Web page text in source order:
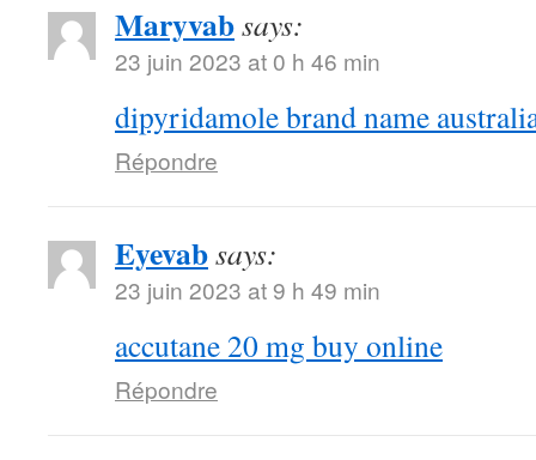
Maryvabsays:
23 juin 2023 at 0 h 46 min
dipyridamole brand name
Répondre
Eyevabsays:
23 juin 2023 at 9 h 49 min
accutane 20 mg buy online
Répondre